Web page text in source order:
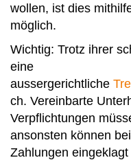
wollen, ist dies
möglich.
Wichtig: Trotz ihrer
eine
aussergerichtliche
ch. Vereinbarte
Verpflichtungen
ansonsten können
Zahlungen